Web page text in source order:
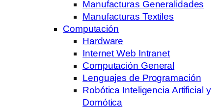
Manufacturas Generalidades
Manufacturas Textiles
Computación
Hardware
Internet Web Intranet
Computación General
Lenguajes de Programación
Robótica Inteligencia Artificial y
Domótica